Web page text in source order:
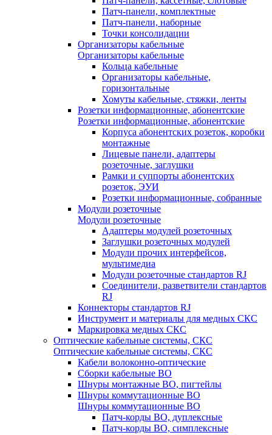
Патч-панели, комплектные
Патч-панели, наборные
Точки консолидации
Организаторы кабельные
Организаторы кабельные
Кольца кабельные
Организаторы кабельные,
горизонтальные
Хомуты кабельные, стяжки, ленты
Розетки информационные, абонентские
Розетки информационные, абонентские
Корпуса абонентских розеток, коробки
монтажные
Лицевые панели, адаптеры
розеточные, заглушки
Рамки и суппорты абонентских
розеток, ЭУИ
Розетки информационные, собранные
Модули розеточные
Модули розеточные
Адаптеры модулей розеточных
Заглушки розеточных модулей
Модули прочих интерфейсов,
мультимедиа
Модули розеточные стандартов RJ
Соединители, разветвители стандартов
RJ
Коннекторы стандартов RJ
Инструмент и материалы для медных СКС
Маркировка медных СКС
Оптические кабельные системы, СКС
Оптические кабельные системы, СКС
Кабели волоконно-оптические
Сборки кабельные ВО
Шнуры монтажные ВО, пигтейлы
Шнуры коммутационные ВО
Шнуры коммутационные ВО
Патч-корды ВО, дуплексные
Патч-корды ВО, симплексные